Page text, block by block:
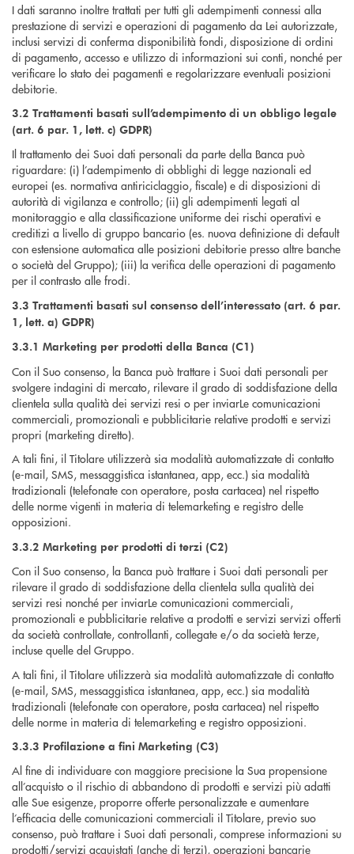
I dati saranno inoltre trattati per tutti gli adempimenti connessi alla
prestazione di servizi e operazioni di pagamento da Lei autorizzate,
inclusi servizi di conferma disponibilità fondi, disposizione di ordini
di pagamento, accesso e utilizzo di informazioni sui conti, nonché per
verificare lo stato dei pagamenti e regolarizzare eventuali posizioni
debitorie.
3.2 Trattamenti basati sull’adempimento di un obbligo legale
(art. 6 par. 1, lett. c) GDPR)
Il trattamento dei Suoi dati personali da parte della Banca può
riguardare: (i) l’adempimento di obblighi di legge nazionali ed
europei (es. normativa antiriciclaggio, fiscale) e di disposizioni di
autorità di vigilanza e controllo; (ii) gli adempimenti legati al
monitoraggio e alla classificazione uniforme dei rischi operativi e
creditizi a livello di gruppo bancario (es. nuova definizione di default
con estensione automatica alle posizioni debitorie presso altre banche
o società del Gruppo); (iii) la verifica delle operazioni di pagamento
per il contrasto alle frodi.
3.3 Trattamenti basati sul consenso dell’interessato (art. 6 par.
1, lett. a) GDPR)
3.3.1 Marketing per prodotti della Banca (C1)
Con il Suo consenso, la Banca può trattare i Suoi dati personali per
svolgere indagini di mercato, rilevare il grado di soddisfazione della
clientela sulla qualità dei servizi resi o per inviarLe comunicazioni
commerciali, promozionali e pubblicitarie relative prodotti e servizi
propri (marketing diretto).
A tali fini, il Titolare utilizzerà sia modalità automatizzate di contatto
(e-mail, SMS, messaggistica istantanea, app, ecc.) sia modalità
tradizionali (telefonate con operatore, posta cartacea) nel rispetto
delle norme vigenti in materia di telemarketing e registro delle
opposizioni.
3.3.2 Marketing per prodotti di terzi (C2)
Con il Suo consenso, la Banca può trattare i Suoi dati personali per
rilevare il grado di soddisfazione della clientela sulla qualità dei
servizi resi nonché per inviarLe comunicazioni commerciali,
promozionali e pubblicitarie relative a prodotti e servizi servizi offerti
da società controllate, controllanti, collegate e/o da società terze,
incluse quelle del Gruppo.
A tali fini, il Titolare utilizzerà sia modalità automatizzate di contatto
(e-mail, SMS, messaggistica istantanea, app, ecc.) sia modalità
tradizionali (telefonate con operatore, posta cartacea) nel rispetto
delle norme in materia di telemarketing e registro opposizioni.
3.3.3 Profilazione a fini Marketing (C3)
Al fine di individuare con maggiore precisione la Sua propensione
all’acquisto o il rischio di abbandono di prodotti e servizi più adatti
alle Sue esigenze, proporre offerte personalizzate e aumentare
l’efficacia delle comunicazioni commerciali il Titolare, previo suo
consenso, può trattare i Suoi dati personali, comprese informazioni su
prodotti/servizi acquistati (anche di terzi), operazioni bancarie